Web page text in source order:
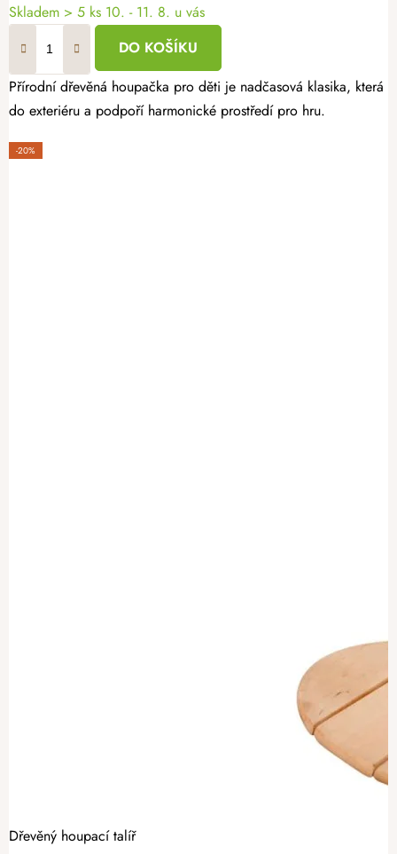
Skladem > 5 ks 10. - 11. 8. u vás
DO KOŠÍKU
Přírodní dřevěná houpačka pro děti je nadčasová klasika, která
do exteriéru a podpoří harmonické prostředí pro hru.
-20%
Dřevěný houpací talíř